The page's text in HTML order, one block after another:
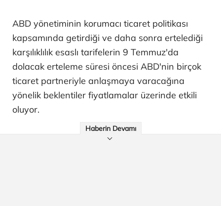
ABD yönetiminin korumacı ticaret politikası
kapsamında getirdiği ve daha sonra ertelediği
karşılıklılık esaslı tarifelerin 9 Temmuz'da
dolacak erteleme süresi öncesi ABD'nin birçok
ticaret partneriyle anlaşmaya varacağına
yönelik beklentiler fiyatlamalar üzerinde etkili
oluyor.
Haberin Devamı